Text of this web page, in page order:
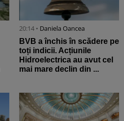
20:14 • Daniela Oancea
BVB a închis în scădere pe
toți indicii. Acțiunile
Hidroelectrica au avut cel
mai mare declin din ...